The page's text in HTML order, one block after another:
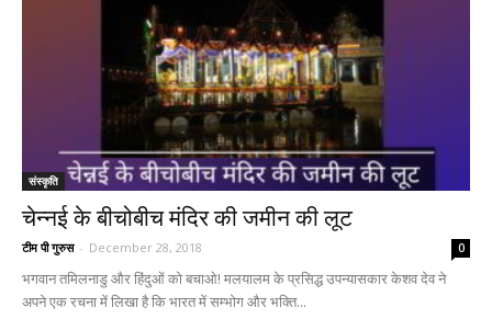
संस्कृति
चेन्नई के बीचोबीच मंदिर की जमीन की लूट
टीम पी गुरुस - December 28, 2018 0
भगवान तमिलनाडु और हिंदुओं को बचाओ! मलयालम के प्रसिद्ध उपन्यासकार केशव देव ने
अपने एक रचना में लिखा है कि भारत में सम्भोग और भक्ति...